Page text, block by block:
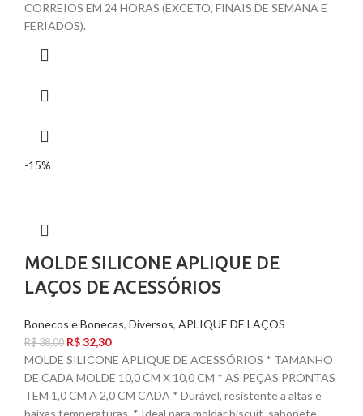
CORREIOS EM 24 HORAS (EXCETO, FINAIS DE SEMANA E
FERIADOS).
-15%
MOLDE SILICONE APLIQUE DE
LAÇOS DE ACESSÓRIOS
Bonecos e Bonecas, Diversos, APLIQUE DE LAÇOS
R$38,00 R$32,30
MOLDE SILICONE APLIQUE DE ACESSÓRIOS * TAMANHO
DE CADA MOLDE 10,0 CM X 10,0 CM * AS PEÇAS PRONTAS
TEM 1,0 CM A 2,0 CM CADA * Durável, resistente a altas e